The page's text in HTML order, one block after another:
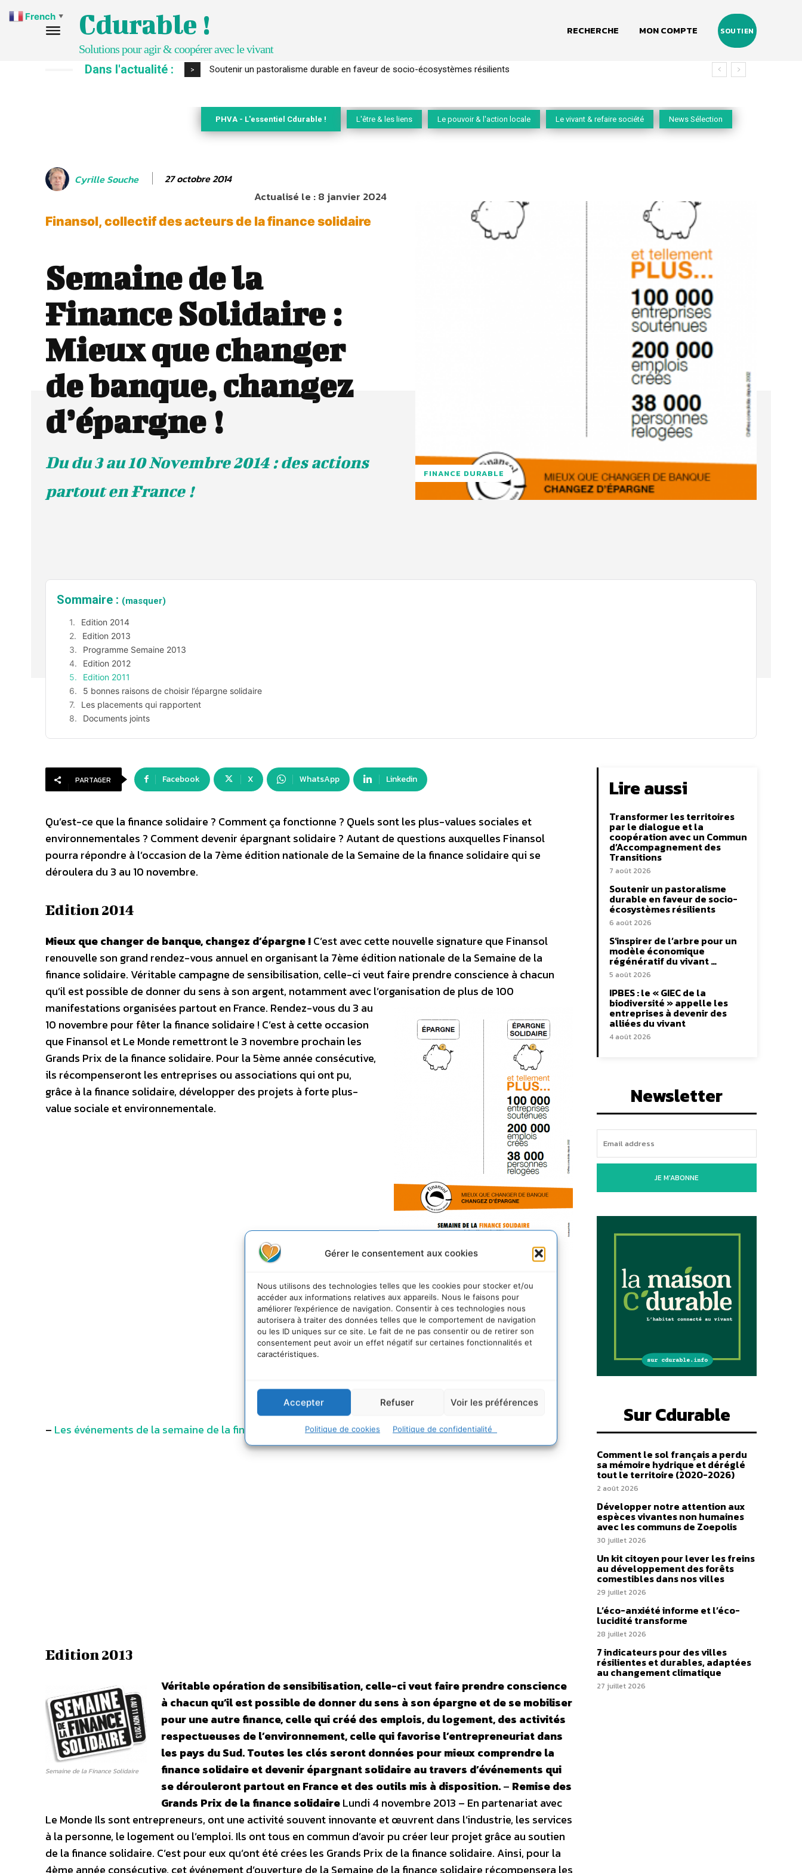
Gérer le consentement aux cookies
Nous utilisons des technologies telles que les cookies pour stocker et/ou
accéder aux informations relatives aux appareils. Nous le faisons pour
améliorer l’expérience de navigation. Consentir à ces technologies nous
autorisera à traiter des données telles que le comportement de navigation
ou les ID uniques sur ce site. Le fait de ne pas consentir ou de retirer son
consentement peut avoir un effet négatif sur certaines fonctionnalités et
caractéristiques.
Accepter Refuser Voir les préférences
Politique de cookies Politique de confidentialité
Cdurable !
Solutions pour agir & coopérer avec le vivant
RECHERCHE MON COMPTE SOUTIEN
Dans l'actualité : > S’inspirer de l’arbre pour un modèle économique régénératif du vivant …
PHVA - L'essentiel Cdurable ! L'être & les liens Le pouvoir & l'action locale Le vivant & refaire société News Sélection
Cyrille Souche 27 octobre 2014
Actualisé le :8 janvier 2024
Finansol, collectif des acteurs de la finance solidaire
Semaine de la
Finance Solidaire :
Mieux que changer
de banque, changez
d’épargne !
Du du 3 au 10 Novembre 2014 : des actions
partout en France !
FINANCE DURABLE
Sommaire : (masquer)
Edition 2014
Edition 2013
Programme Semaine 2013
Edition 2012
Edition 2011
5 bonnes raisons de choisir l’épargne solidaire
Les placements qui rapportent
Documents joints
PARTAGER Facebook X WhatsApp Linkedin
Qu’est-ce que la finance solidaire ? Comment ça fonctionne ? Quels sont les plus-values sociales et
environnementales ? Comment devenir épargnant solidaire ? Autant de questions auxquelles Finansol
pourra répondre à l’occasion de la 7ème édition nationale de la Semaine de la finance solidaire qui se
déroulera du 3 au 10 novembre.
Edition 2014
Mieux que changer de banque, changez d’épargne !C’est avec cette nouvelle signature que Finansol
renouvelle son grand rendez-vous annuel en organisant la 7ème édition nationale de la Semaine de la
finance solidaire. Véritable campagne de sensibilisation, celle-ci veut faire prendre conscience à chacun
qu’il est possible de donner du sens à son argent, notamment avec l’organisation de plus de 100
manifestations organisées partout en France.
Semaine de la Finance Solidaire : Mieux que changer de
Rendez-vous du 3 au
10 novembre pour fêter la finance solidaire ! C’est à cette occasion
que Finansol et Le Monde remettront le 3 novembre prochain les
Grands Prix de la finance solidaire. Pour la 5ème année consécutive,
ils récompenseront les entreprises ou associations qui ont pu,
grâce à la finance solidaire, développer des projets à forte plus-
value sociale et environnementale.
2014 : des actions partout
en France !
– Les événements de la semaine de la finance solidaire 2014
Edition 2013
Semaine de la Finance Solidaire
Véritable opération de sensibilisation, celle-ci veut faire prendre conscience
à chacun qu’il est possible de donner du sens à son épargne et de se mobiliser
pour une autre finance, celle qui créé des emplois, du logement, des activités
respectueuses de l’environnement, celle qui favorise l’entrepreneuriat dans
les pays du Sud. Toutes les clés seront données pour mieux comprendre la
finance solidaire et devenir épargnant solidaire au travers d’événements qui
se dérouleront partout en France et des outils mis à disposition.– Remise des
Grands Prix de la finance solidaireLundi 4 novembre 2013 – En partenariat avec
Le Monde Ils sont entrepreneurs, ont une activité souvent innovante et œuvrent dans l’industrie, les services
à la personne, le logement ou l’emploi. Ils ont tous en commun d’avoir pu créer leur projet grâce au soutien
de la finance solidaire. C’est pour eux qu’ont été crées les Grands Prix de la finance solidaire. Ainsi, pour la
Lire aussi
Transformer les territoires
par le dialogue et la
coopération avec un Commun
d’Accompagnement des
Transitions
7 août 2026
Soutenir un pastoralisme
durable en faveur de socio-
écosystèmes résilients
6 août 2026
S’inspirer de l’arbre pour un
modèle économique
régénératif du vivant …
5 août 2026
IPBES : le « GIEC de la
biodiversité » appelle les
entreprises à devenir des
alliées du vivant
4 août 2026
Newsletter
JE M'ABONNE
Sur Cdurable
Comment le sol français a perdu
sa mémoire hydrique et déréglé
tout le territoire (2020-2026)
2 août 2026
Développer notre attention aux
espèces vivantes non humaines
avec les communs de Zoepolis
30 juillet 2026
Un kit citoyen pour lever les freins
au développement des forêts
comestibles dans nos villes
29 juillet 2026
L’éco-anxiété informe et l’éco-
lucidité transforme
28 juillet 2026
7 indicateurs pour des villes
résilientes et durables, adaptées
au changement climatique
27 juillet 2026
French ▼